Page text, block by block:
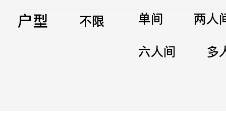
户型 不限 单间
两人
六人间
多